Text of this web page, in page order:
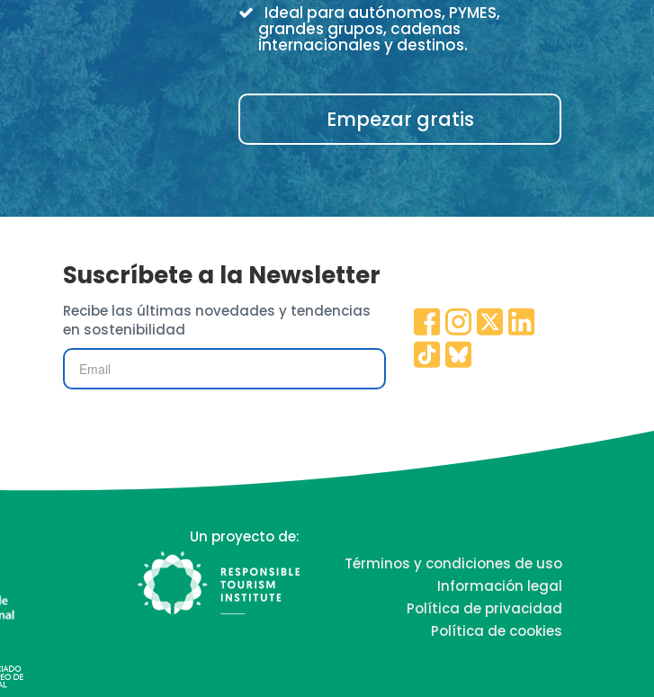
Ideal para autónomos, PYMES,
grandes grupos, cadenas
internacionales y destinos.
Empezar gratis
Suscríbete a la Newsletter
Recibe las últimas novedades y tendencias
en sostenibilidad
Un proyecto de:
Términos y condiciones de uso
Información legal
Política de privacidad
Política de cookies